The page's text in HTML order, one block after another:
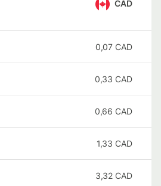
CAD
0,07 CAD
0,33 CAD
0,66 CAD
1,33 CAD
3,32 CAD